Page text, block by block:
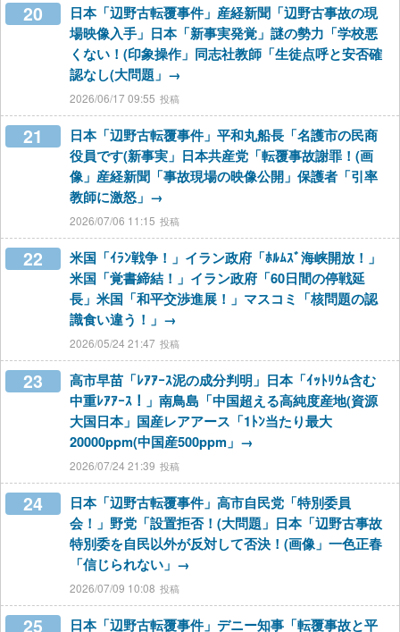
20
日本「辺野古転覆事件」産経新聞「辺野古事故の現
場映像入手」日本「新事実発覚」謎の勢力「学校悪
くない！(印象操作」同志社教師「生徒点呼と安否確
認なし(大問題」→
2026/06/17 09:55
21
日本「辺野古転覆事件」平和丸船長「名護市の民商
役員です(新事実」日本共産党「転覆事故謝罪！(画
像」産経新聞「事故現場の映像公開」保護者「引率
教師に激怒」→
2026/07/06 11:15
22
米国「ｲﾗﾝ戦争！」イラン政府「ﾎﾙﾑｽﾞ海峡開放！」
米国「覚書締結！」イラン政府「60日間の停戦延
長」米国「和平交渉進展！」マスコミ「核問題の認
識食い違う！」→
2026/05/24 21:47
23
高市早苗「ﾚｱｱｰｽ泥の成分判明」日本「ｲｯﾄﾘｳﾑ含む
中重ﾚｱｱｰｽ！」南鳥島「中国超える高純度産地(資源
大国日本」国産レアアース「1ﾄﾝ当たり最大
20000ppm(中国産500ppm」→
2026/07/24 21:39
24
日本「辺野古転覆事件」高市自民党「特別委員
会！」野党「設置拒否！(大問題」日本「辺野古事故
特別委を自民以外が反対して否決！(画像」一色正春
「信じられない」→
2026/07/09 10:08
25 日本「辺野古転覆事件」デニー知事「転覆事故と平